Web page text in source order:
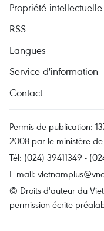
Propriété intellectuelle
RSS
Langues
Service d'information
Contact
Permis de publication:
2008 par le ministère
Tél: (024) 39411349 -
E-mail:
© Droits d'auteur du
permission écrite